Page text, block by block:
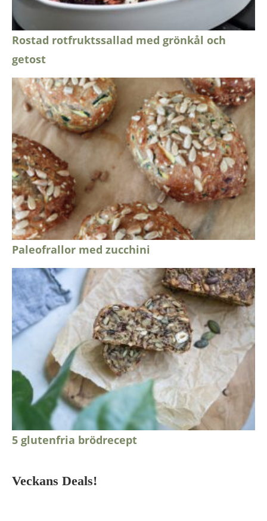
Rostad rotfruktssallad med grönkål och
getost
Paleofrallor med zucchini
5 glutenfria brödrecept
Veckans Deals!